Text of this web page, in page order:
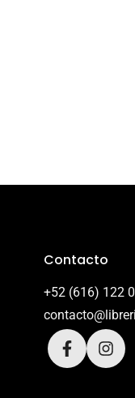
Contacto
+52 (616) 122